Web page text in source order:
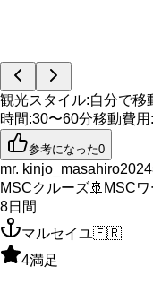
観光スタイル:自分で移
時間:30〜60分移動費用 :
参考になった0
mr. kinjo_masahiro
MSCクルーズ🚢 MSC
8日間
マルセイユ🇫🇷
4満足